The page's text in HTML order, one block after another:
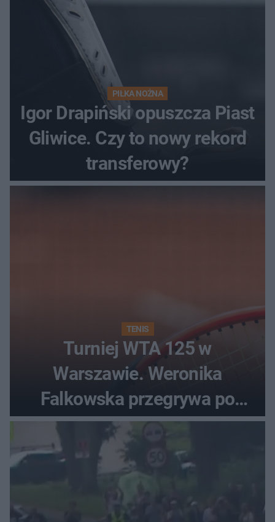
PIŁKA NOŻNA
Igor Drapiński opuszcza Piast
Gliwice. Czy to nowy rekord
transferowy?
TENIS
Turniej WTA 125 w
Warszawie. Weronika
Falkowska przegrywa po
zaciętym boju